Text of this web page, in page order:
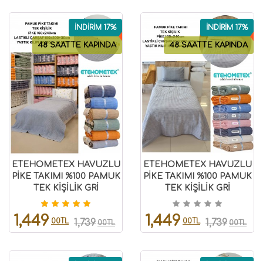
48 SAATTE KAPINDA
İNDİRİM 17%
ETEHOMETEX HAVUZLU
PİKE TAKIMI %100 PAMUK
TEK KİŞİLİK GRİ
8696474232086
1,449 00TL 1,739 00TL
48 SAATTE KAPINDA
İNDİRİM 17%
ETEHOMETEX HAVUZLU
PİKE TAKIMI %100 PAMUK
TEK KİŞİLİK GRİ
8696474232110
1,449 00TL 1,739 00TL